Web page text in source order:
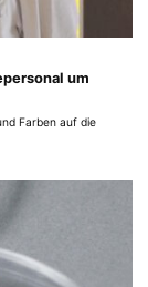
um
Farben auf die